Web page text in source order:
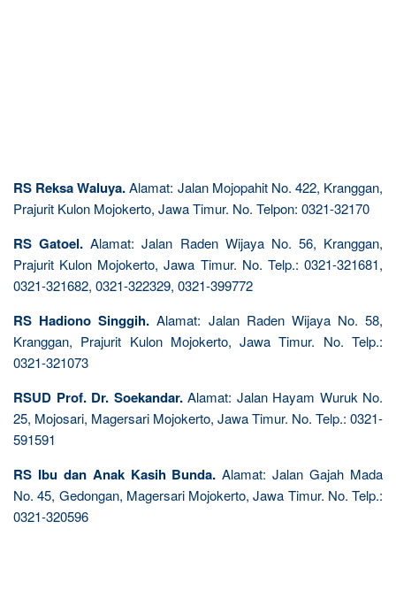
RS Reksa Waluya.Alamat: Jalan Mojopahit No. 422, Kranggan,
Prajurit Kulon Mojokerto, Jawa Timur. No. Telpon: 0321-32170
RS Gatoel. Alamat: Jalan Raden Wijaya No. 56, Kranggan,
Prajurit Kulon Mojokerto, Jawa Timur. No. Telp.: 0321-321681,
0321-321682, 0321-322329, 0321-399772
RS Hadiono Singgih. Alamat: Jalan Raden Wijaya No. 58,
Kranggan, Prajurit Kulon Mojokerto, Jawa Timur. No. Telp.:
0321-321073
RSUD Prof. Dr. Soekandar.Alamat: Jalan Hayam Wuruk No.
25, Mojosari, Magersari Mojokerto, Jawa Timur. No. Telp.: 0321-
591591
RS Ibu dan Anak Kasih Bunda. Alamat: Jalan Gajah Mada
No. 45, Gedongan, Magersari Mojokerto, Jawa Timur. No. Telp.:
0321-320596